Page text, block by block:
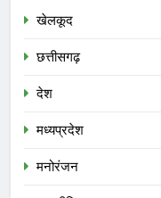
खेलकूद
छत्तीसगढ़
देश
मध्‍यप्रदेश
मनोरंजन